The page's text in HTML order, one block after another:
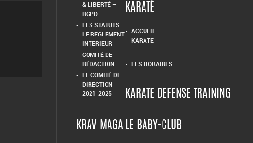
& LIBERTÉ –
RGPD
LES STATUTS –
LE REGLEMENT
INTERIEUR
COMITÉ DE
RÉDACTION
LE COMITÉ DE
DIRECTION
2021-2025
KARATÉ
ACCUEIL
KARATE
LES HORAIRES
KARATE DEFENSE TRAINING
KRAV MAGA LE BABY-CLUB